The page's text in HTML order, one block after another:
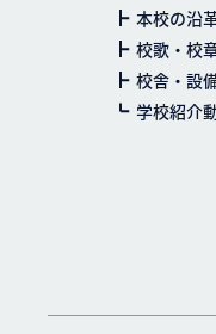
本校の沿
校歌・校
校舎・設
学校紹介